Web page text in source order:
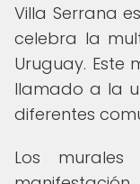
Villa Serrana
celebra la
Uruguay. Este
llamado a la
diferentes
Los